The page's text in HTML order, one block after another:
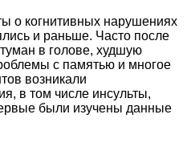
о когнитивных нарушениях
и раньше. Часто после
в голове, худшую
с памятью и многое
возникали
в том числе инсульты,
были изучены данные